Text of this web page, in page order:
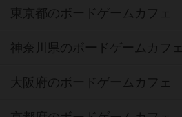
東京都のボードゲームカフェ
神奈川県のボードゲームカフェ
大阪府のボードゲームカフェ